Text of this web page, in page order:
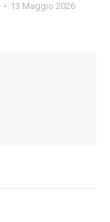
13 Maggio 2026